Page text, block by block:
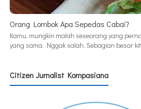
Orang Lombok Apa Sepedas Cabai?
Kamu, mungkin malah seseorang yang
yang sama. Nggak salah. Sebagian besar
Citizen Jurnalist Kompasiana